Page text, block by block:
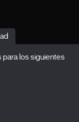
los siguientes